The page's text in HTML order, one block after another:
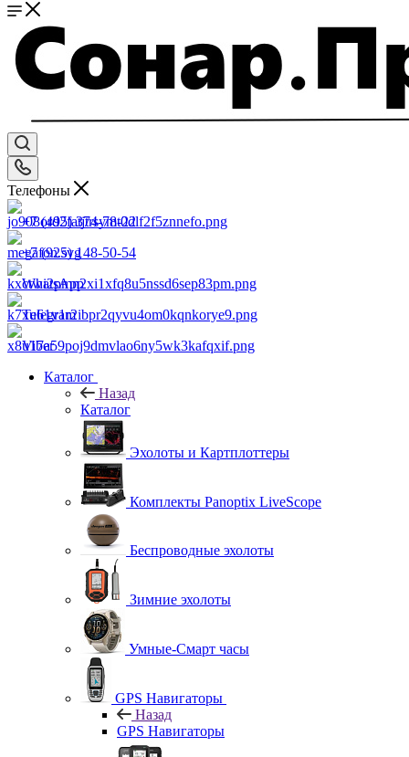
Телефоны
+7 (495) 374-78-22
+7 (925) 148-50-54
WhatsApp
Telegram
Viber
Каталог
Назад
Каталог
Эхолоты и Картплоттеры
Комплекты Panoptix LiveScope
Беспроводные эхолоты
Зимние эхолоты
Умные-Смарт часы
GPS Навигаторы
Назад
GPS Навигаторы